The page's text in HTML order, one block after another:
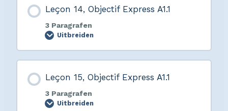
Leçon 14, Objectif Express A1.1
3 Paragrafen
Uitbreiden
Leçon 15, Objectif Express A1.1
3 Paragrafen
Uitbreiden